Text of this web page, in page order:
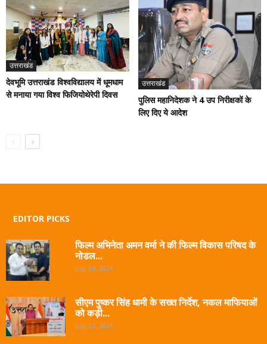
उत्तराखंड
देवभूमि उत्तराखंड विश्वविद्यालय में धूमधाम
से मनाया गया विश्व फिजियोथेरेपी दिवस
उत्तराखंड
पुलिस महानिदेशक ने 4 उप निरीक्षकों के
लिए दिए ये आदेश
EDITOR PICKS
फिल्म अभिनेता अमन वर्मा ने की फिल्म विकास परिषद के
नोडल...
July 24, 2026
सीएम पुष्कर सिंह धामी के सख्त निर्देश, नकल माफियाओं
को कड़ी...
July 23, 2026